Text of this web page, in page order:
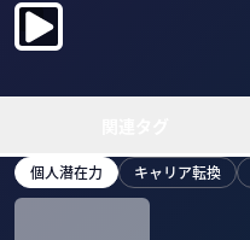
個人潜在力 キャリア転換